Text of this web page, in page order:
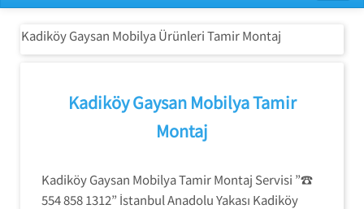
Ürünleri Tamir
Montaj
Kadiköy Gaysan Mobilya Ürünleri Tamir Montaj
Kadiköy Gaysan Mobilya Tamir
Montaj
Kadiköy Gaysan Mobilya Tamir Montaj Servisi ”☎
554 858 1312” İstanbul Anadolu Yakası Kadiköy